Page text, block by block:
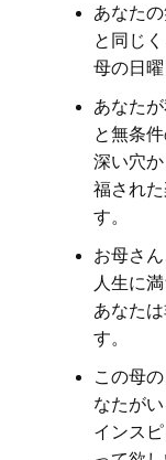
あなた
と同じ
母の日曜
あなた
と無条
深い穴
福され
す。
お母さ
人生に
あなた
す。
この母
なたが
インス